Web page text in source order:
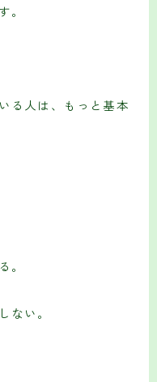
。
る人は、もっと基本
。
ない。